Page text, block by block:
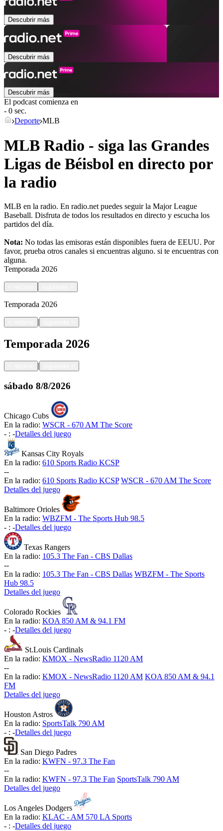
Descubrir más
Descubrir más
Descubrir más
El podcast comienza en
- 0 sec.
Deporte MLB
MLB Radio - siga las Grandes
Ligas de Béisbol en directo por
la radio
MLB en la radio. En radio.net puedes seguir la Major League
Baseball. Disfruta de todos los resultados en directo y escucha los
partidos del día.
Nota: No todas las emisoras están disponibles fuera de EEUU. Por
favor, prueba otros canales si encuentras alguno. si te encuentras con
alguna.
Temporada 2026
Temporada 2026
|
Temporada 2026
|
sábado 8/8/2026
Chicago Cubs
En la radio: WSCR - 670 AM The Score
- : -Detalles del juego
Kansas City Royals
En la radio: 610 Sports Radio KCSP
--
En la radio: 610 Sports Radio KCSP WSCR - 670 AM The Score
Detalles del juego
Baltimore Orioles
En la radio: WBZFM - The Sports Hub 98.5
- : -Detalles del juego
Texas Rangers
En la radio: 105.3 The Fan - CBS Dallas
--
En la radio: 105.3 The Fan - CBS Dallas WBZFM - The Sports
Hub 98.5
Detalles del juego
Colorado Rockies
En la radio: KOA 850 AM & 94.1 FM
- : -Detalles del juego
St.Louis Cardinals
En la radio: KMOX - NewsRadio 1120 AM
--
En la radio: KMOX - NewsRadio 1120 AM KOA 850 AM & 94.1
FM
Detalles del juego
Houston Astros
En la radio: SportsTalk 790 AM
- : -Detalles del juego
San Diego Padres
En la radio: KWFN - 97.3 The Fan
--
En la radio: KWFN - 97.3 The Fan SportsTalk 790 AM
Detalles del juego
Los Angeles Dodgers
En la radio: KLAC - AM 570 LA Sports
- : -Detalles del juego